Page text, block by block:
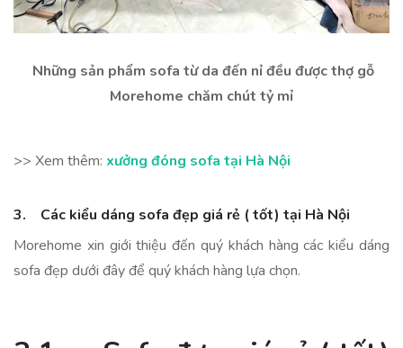
Những sản phẩm sofa từ da đến nỉ đều được thợ gỗ
Morehome chăm chút tỷ mỉ
>> Xem thêm: xưởng đóng sofa tại Hà Nội
3. Các kiểu dáng sofa đẹp giá rẻ ( tốt) tại Hà Nội
Morehome xin giới thiệu đến quý khách hàng các kiểu dáng
sofa đẹp dưới đây để quý khách hàng lựa chọn.